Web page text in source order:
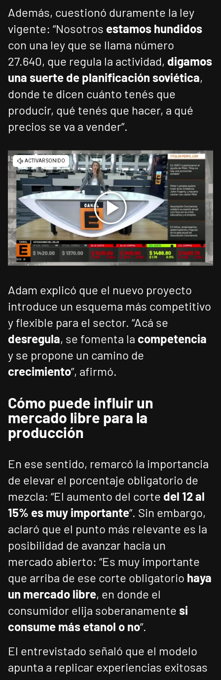
Además, cuestionó duramente la ley
vigente: “Nosotros estamos hundidos
con una ley que se llama número
27.640, que regula la actividad, digamos
una suerte de planificación soviética,
donde te dicen cuánto tenés que
producir, qué tenés que hacer, a qué
precios se va a vender”.
Adam explicó que el nuevo proyecto
introduce un esquema más competitivo
y flexible para el sector. “Acá se
desregula, se fomenta la competencia
y se propone un camino de
crecimiento”, afirmó.
Cómo puede influir un
mercado libre para la
producción
En ese sentido, remarcó la importancia
de elevar el porcentaje obligatorio de
mezcla: “El aumento del corte del 12 al
15% es muy importante”. Sin embargo,
aclaró que el punto más relevante es la
posibilidad de avanzar hacia un
mercado abierto: “Es muy importante
que arriba de ese corte obligatorio haya
un mercado libre, en donde el
consumidor elija soberanamente si
consume más etanol o no”.
El entrevistado señaló que el modelo
apunta a replicar experiencias exitosas